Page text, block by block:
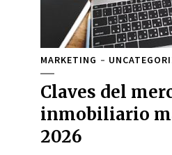
MARKETING
Claves del
inmobiliario
2026